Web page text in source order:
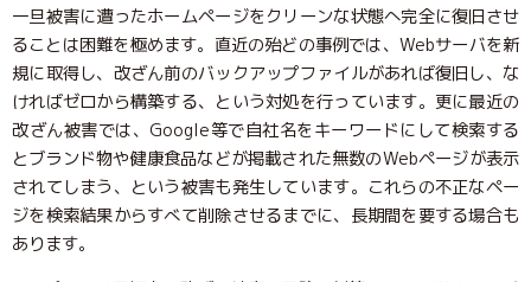
一旦被害に遭ったホームページをクリーンな状態へ完全に復旧させ
ることは困難を極めます。直近の殆どの事例では、Webサーバを新
規に取得し、改ざん前のバックアップファイルがあれば復旧し、な
ければゼロから構築する、という対処を行っています。更に最近の
改ざん被害では、Google等で自社名をキーワードにして検索する
とブランド物や健康食品などが掲載された無数のWebページが表示
されてしまう、という被害も発生しています。これらの不正なペー
ジを検索結果からすべて削除させるまでに、長期間を要する場合も
あります。